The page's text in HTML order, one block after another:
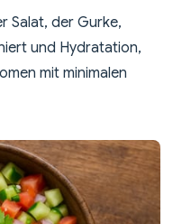
Salat, der Gurke,
und Hydratation,
mit minimalen